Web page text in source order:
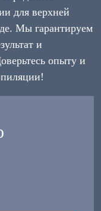
для верхней
Мы гарантируем
и
опыту и